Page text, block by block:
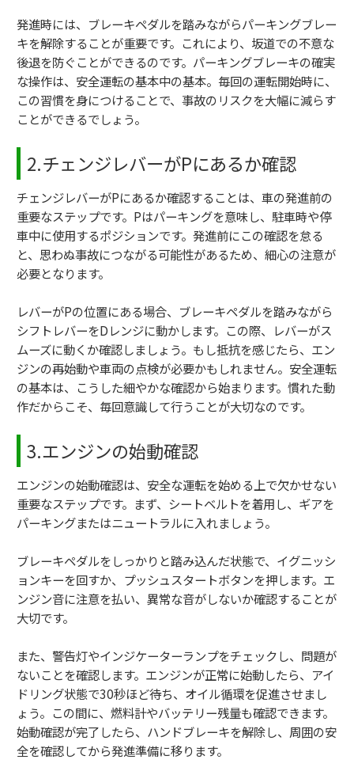
発進時には、ブレーキペダルを踏みながらパーキングブレー
キを解除することが重要です。これにより、坂道での不意な
後退を防ぐことができるのです。パーキングブレーキの確実
な操作は、安全運転の基本中の基本。毎回の運転開始時に、
この習慣を身につけることで、事故のリスクを大幅に減らす
ことができるでしょう。
2.チェンジレバーがPにあるか確認
チェンジレバーがPにあるか確認することは、車の発進前の
重要なステップです。Pはパーキングを意味し、駐車時や停
車中に使用するポジションです。発進前にこの確認を怠る
と、思わぬ事故につながる可能性があるため、細心の注意が
必要となります。
レバーがPの位置にある場合、ブレーキペダルを踏みながら
シフトレバーをDレンジに動かします。この際、レバーがス
ムーズに動くか確認しましょう。もし抵抗を感じたら、エン
ジンの再始動や車両の点検が必要かもしれません。安全運転
の基本は、こうした細やかな確認から始まります。慣れた動
作だからこそ、毎回意識して行うことが大切なのです。
3.エンジンの始動確認
エンジンの始動確認は、安全な運転を始める上で欠かせない
重要なステップです。まず、シートベルトを着用し、ギアを
パーキングまたはニュートラルに入れましょう。
ブレーキペダルをしっかりと踏み込んだ状態で、イグニッシ
ョンキーを回すか、プッシュスタートボタンを押します。エ
ンジン音に注意を払い、異常な音がしないか確認することが
大切です。
また、警告灯やインジケーターランプをチェックし、問題が
ないことを確認します。エンジンが正常に始動したら、アイ
ドリング状態で30秒ほど待ち、オイル循環を促進させまし
ょう。この間に、燃料計やバッテリー残量も確認できます。
始動確認が完了したら、ハンドブレーキを解除し、周囲の安
全を確認してから発進準備に移ります。